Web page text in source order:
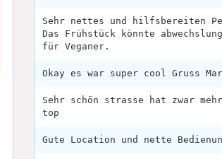
Sehr nettes und hilfsbereiten
Das Frühstück könnte
für Veganer.
Okay es war super cool Gruss
Sehr schön strasse hat zwar
top
Gute Location und nette